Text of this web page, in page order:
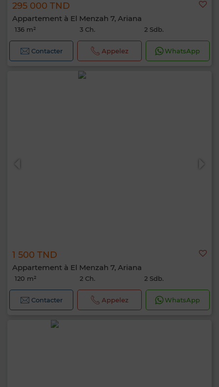
295 000 TND
Appartement à El Menzah 7, Ariana
136 m² 3 Ch. 2 Sdb.
Contacter Appelez WhatsApp
1 500 TND
Appartement à El Menzah 7, Ariana
120 m² 2 Ch. 2 Sdb.
Contacter Appelez WhatsApp